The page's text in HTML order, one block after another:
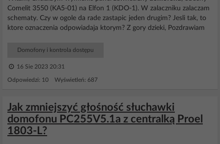
Comelit 3550 (KA5-01) na Elfon 1 (KDO-1). W zalaczniku zalaczam
schematy. Czy w ogole da rade zastapic jeden drugim? Jesli tak, to
ktore oznaczenia odpowiadaja ktorym? Z gory dzieki, Pozdrawiam
Domofony i kontrola dostępu
16 Sie 2023 20:31
Odpowiedzi: 10 Wyświetleń: 687
Jak zmniejszyć głośność słuchawki
domofonu PC255V5.1a z centralką Proel
1803-L?